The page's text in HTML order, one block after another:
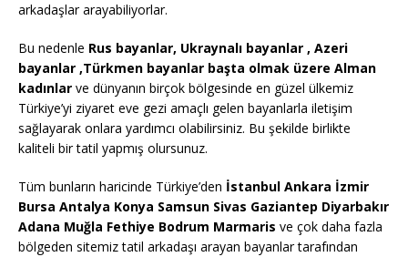
arkadaşlar arayabiliyorlar.
Bu nedenle Rus bayanlar, Ukraynalı bayanlar , Azeri
bayanlar ,Türkmen bayanlar başta olmak üzere Alman
kadınlar ve dünyanın birçok bölgesinde en güzel ülkemiz
Türkiye’yi ziyaret eve gezi amaçlı gelen bayanlarla iletişim
sağlayarak onlara yardımcı olabilirsiniz. Bu şekilde birlikte
kaliteli bir tatil yapmış olursunuz.
Tüm bunların haricinde Türkiye’den İstanbul Ankara İzmir
Bursa Antalya Konya Samsun Sivas Gaziantep Diyarbakır
Adana Muğla Fethiye Bodrum Marmaris ve çok daha fazla
bölgeden sitemiz tatil arkadaşı arayan bayanlar tarafından